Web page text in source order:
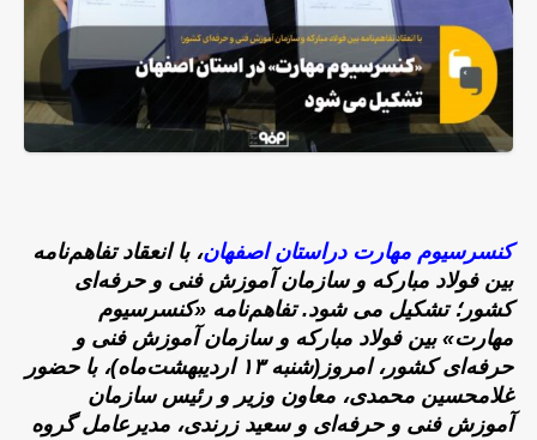
کنسرسیوم مهارت دراستان اصفهان، با انعقاد تفاهم‌نامه
بین فولاد مبارکه و سازمان آموزش فنی و حرفه‌ای
کشور؛تشکیل می شود.تفاهم‌نامه «کنسرسیوم
مهارت» بین فولاد مبارکه و سازمان آموزش فنی و
حرفه‌ای کشور، امروز(شنبه ۱۳ اردیبهشت‌ماه)، با حضور
غلامحسین محمدی، معاون وزیر و رئیس سازمان
آموزش فنی و حرفه‌ای و سعید زرندی، مدیرعامل گروه